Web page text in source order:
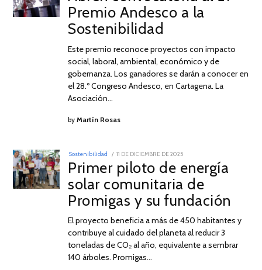
DE
2026
Premio Andesco a la
Sostenibilidad
Este premio reconoce proyectos con impacto
social, laboral, ambiental, económico y de
gobernanza. Los ganadores se darán a conocer en
el 28.º Congreso Andesco, en Cartagena. La
Asociación…
byMartín Rosas
Sostenibilidad
POSTED
11 DE DICIEMBRE DE 2025
DICIEMBRE
DE
2025
Primer piloto de energía
solar comunitaria de
Promigas y su fundación
El proyecto beneficia a más de 450 habitantes y
contribuye al cuidado del planeta al reducir 3
toneladas de CO₂ al año, equivalente a sembrar
140 árboles. Promigas…